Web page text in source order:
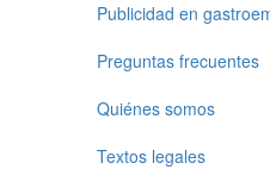
Publicidad en
Preguntas frecuentes
Quiénes somos
Textos legales